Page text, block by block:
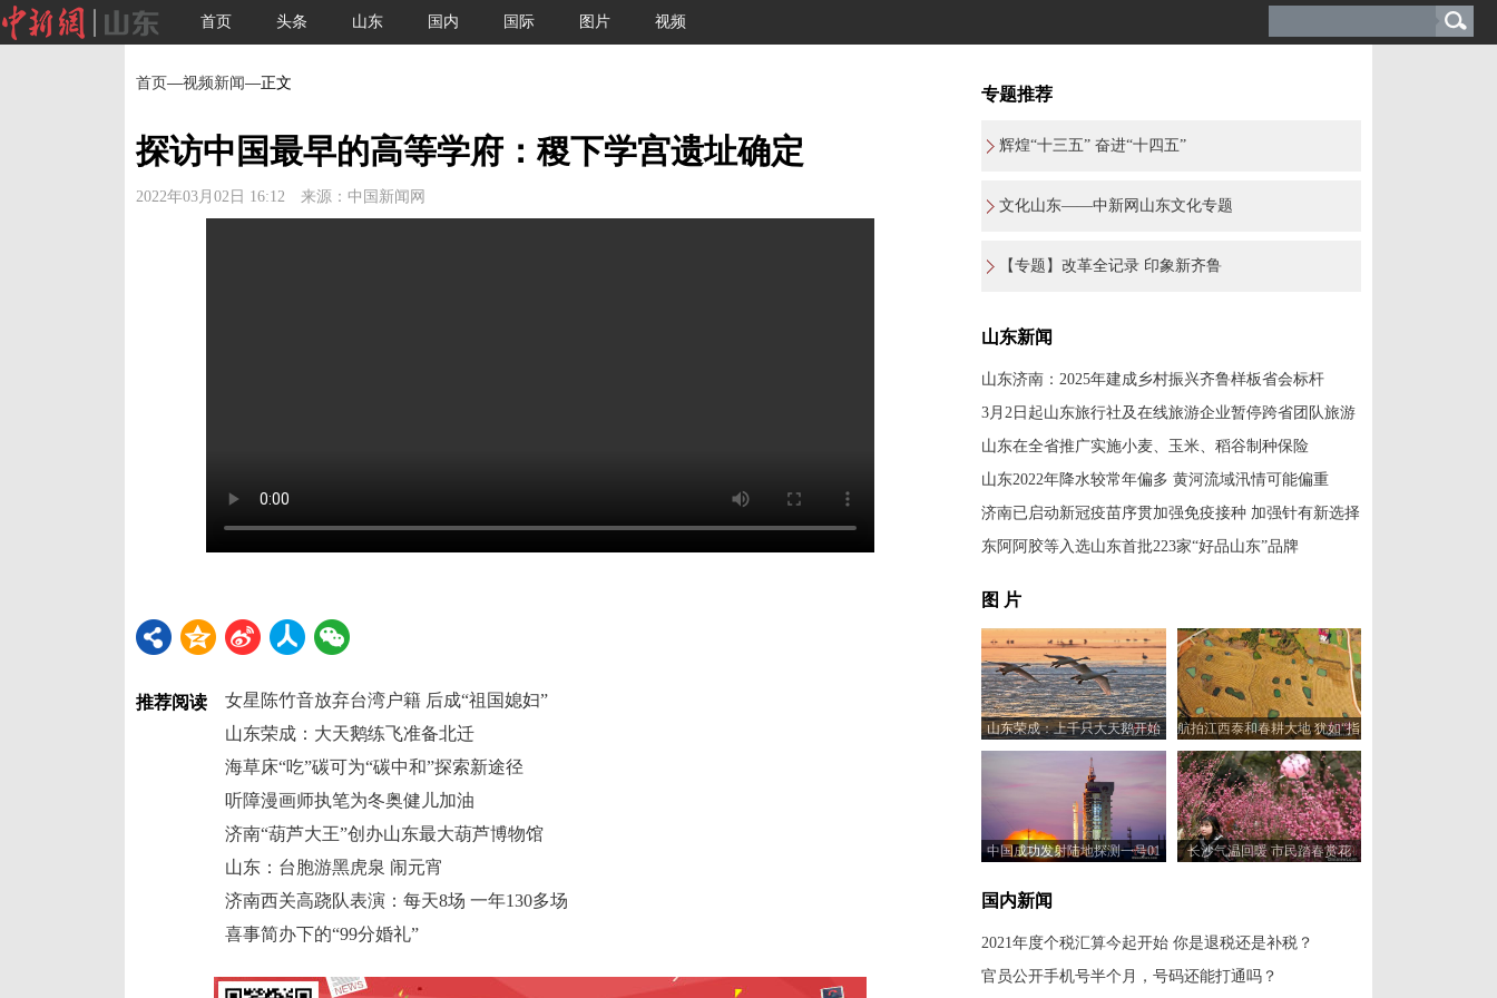
首页 头条 山东 国内 国际 图片 视频
首页—视频新闻—正文
探访中国最早的高等学府：稷下学宫遗址确定
2022年03月02日 16:12 来源：中国新闻网
推荐阅读
女星陈竹音放弃台湾户籍 后成“祖国媳妇”
山东荣成：大天鹅练飞准备北迁
海草床“吃”碳可为“碳中和”探索新途径
听障漫画师执笔为冬奥健儿加油
济南“葫芦大王”创办山东最大葫芦博物馆
山东：台胞游黑虎泉 闹元宵
济南西关高跷队表演：每天8场 一年130多场
喜事简办下的“99分婚礼”
专题推荐
辉煌“十三五” 奋进“十四五”
文化山东——中新网山东文化专题
【专题】改革全记录 印象新齐鲁
山东新闻
山东济南：2025年建成乡村振兴齐鲁样板省会标杆
3月2日起山东旅行社及在线旅游企业暂停跨省团队旅游
山东在全省推广实施小麦、玉米、稻谷制种保险
山东2022年降水较常年偏多 黄河流域汛情可能偏重
济南已启动新冠疫苗序贯加强免疫接种 加强针有新选择
东阿阿胶等入选山东首批223家“好品山东”品牌
图 片
山东荣成：上千只大天鹅开始
北迁
航拍江西泰和春耕大地 犹如“指
纹”蔚为壮观
中国成功发射陆地探测一号01
长沙气温回暖 市民踏春赏花
国内新闻
2021年度个税汇算今起开始 你是退税还是补税？
官员公开手机号半个月，号码还能打通吗？